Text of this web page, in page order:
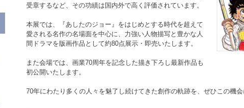
受章するなど、その功績は国内外で高く評価されています。
本展では、『あしたのジョー』をはじめとする時代を超えて
愛される名作の名場面を中心に、力強い人物描写と豊かな人
間ドラマを版画作品として約80点展示・即売いたします。
また会場では、画業70周年を記念した描き下ろし最新作品も
初公開いたします。
70年にわたり多くの人々を魅了し続けてきた創作の軌跡を、ぜひこの機